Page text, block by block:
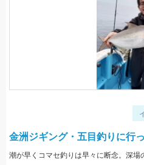
金洲ジギング・五目釣りに行